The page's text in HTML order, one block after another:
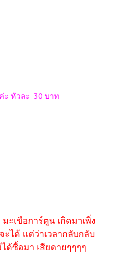
ะ หัวละ 30 บาท
ะเขือการ์ตูน เกิดมาเพิ่ง
ะได้ แต่ว่าเวลากลับกลับ
ด้ซื้อมา เสียดายๆๆๆๆ